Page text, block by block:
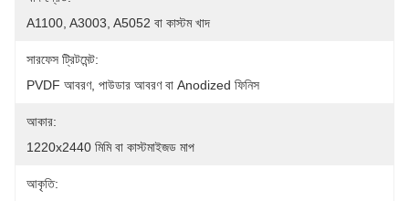
A1100, A3003, A5052 বা কাস্টম খাদ
সারফেস ট্রিটমেন্ট:
PVDF আবরণ, পাউডার আবরণ বা Anodized ফিনিস
আকার:
1220x2440 মিমি বা কাস্টমাইজড মাপ
আকৃতি: